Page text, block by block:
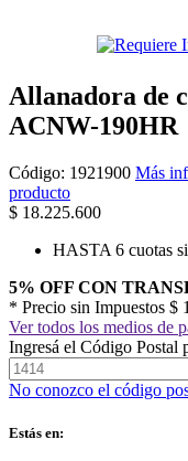
Allanadora de
ACNW-190HR
Código: 1921900 Más
producto
$ 18.225.600
HASTA 6 cuotas
5% OFF CON
* Precio sin Impuestos $
Ver todos los medios de
Ingresá el Código Postal
No conozco el código
Estás en: